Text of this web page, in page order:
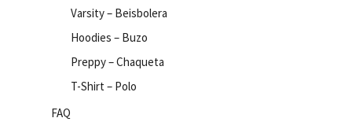
Varsity – Beisbolera
Hoodies – Buzo
Preppy – Chaqueta
T-Shirt – Polo
FAQ